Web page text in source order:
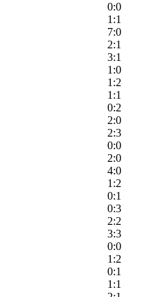
0:0
1:1
7:0
2:1
3:1
1:0
1:2
1:1
0:2
2:0
2:3
0:0
2:0
4:0
1:2
0:1
0:3
2:2
3:3
0:0
1:2
0:1
1:1